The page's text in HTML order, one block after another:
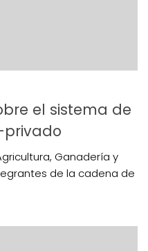
el sistema de
Ganadería y
de la cadena de